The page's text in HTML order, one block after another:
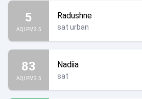
5
AQI PM2.5
Radushne
sat urban
83
AQI PM2.5
Nadiia
sat